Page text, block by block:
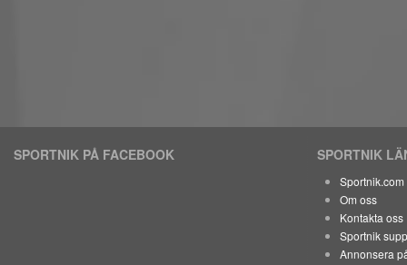
SPORTNIK PÅ FACEBOOK SPORTNIK
Sportnik.com
Om oss
Kontakta oss
Sportnik
Annonsera